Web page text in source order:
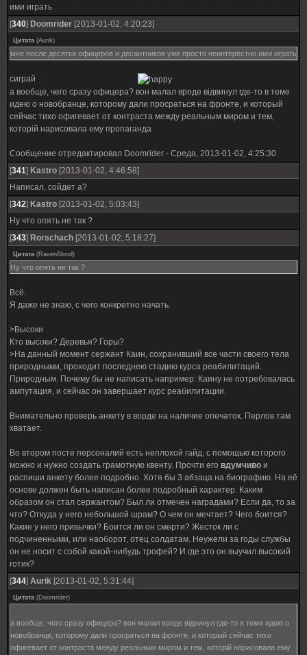
ими играть
[340] Doomrider [2013-01-02, 4:20:23]
Цитата (Aurik)
мне после десятка офицеров и десантников уже просто неинтерестно ими играть
сиграй
а вообще, чего сразу офицера? вон малал вроде відвинул где-то в теме
идею о новобранце, которому дали просраться на фронте, и который
сейчас тихо офигевает от контраста между реальным миром и тем,
которій нарисовала ему пропаганда
Сообщение отредактировал Doomrider - Среда, 2013-01-02, 4:25:30
[341] Kastro [2013-01-02, 4:46:58]
Написал, сойдет а?
[342] Kastro [2013-01-02, 5:03:43]
Ну что опять не так ?
[343] Rorschach [2013-01-02, 5:18:27]
Цитата (RavenBlood)
Ну что опять не так ?
Всё.
Я даже не знаю, с чего конкретно начать.
>Высоки
Кто высоки? Деревья? Горы?
>На данный момент сержант Каин, сохранивший все части своего тела
природными, проходит последнею стадию курса реабилитаций.
Природным. Почему бы не написать например: Каину не потребовалась
ампутация, и сейчас он завершает курс реабилитации.
Внимательно проверь анкету в ворде на наличие опечаток. Перлов там
хватает.
Во втором посте персоналий есть неплохой гайд, с помощью которого
можно и нужно создать грамотную квенту. Прочти его вдумчиво и
распиши анкету более подробно. Хотя бы 3 абзаца на биографию. На её
основе должен быть написан более подробный характер. Каким
образом он стал сержантом? Был ли отмечен наградами? Если да, то за
что? Откуда у него небольшой шрам? О чем он мечтает? Чего боится?
Какие у него привычки? Боится ли он смерти? Жесток ли с
подчиненными, или наоборот, отец солдатам. Неужели за годы службы
он не носит с собой какой-нибудь трофей? И где это он выучил высокий
готик?
[344] Aurik [2013-01-02, 5:31:44]
Цитата (Doomrider)
а вообще, чего сразу офицера? вон малал вроде відвинул где-то в теме идею о
новобранце, которому дали просраться на фронте, и который сейчас тихо
офигевает от контраста между реальным миром и тем, которій нарисовала ему